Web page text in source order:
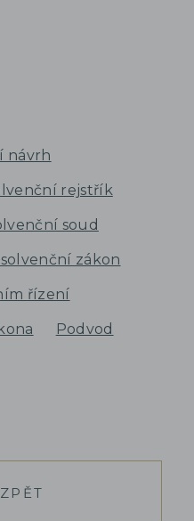
návrh
rejstřík
soud
zákon
řízení
Podvod
ZPĚT